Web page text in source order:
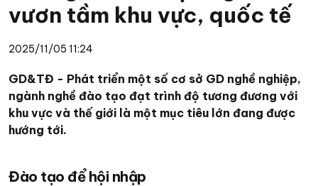
vươn tầm khu vực, quốc tế
2025/11/05 11:24
GD&TĐ - Phát triển một số cơ sở GD nghề nghiệp,
ngành nghề đào tạo đạt trình độ tương đương với
khu vực và thế giới là một mục tiêu lớn đang được
hướng tới.
Đào tạo để hội nhập